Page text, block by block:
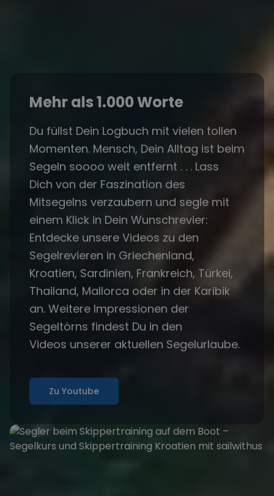
Mehr als 1.000 Worte
Du füllst Dein Logbuch mit vielen tollen
Momenten. Mensch, Dein Alltag ist beim
Segeln soooo weit entfernt . . . Lass
Dich von der Faszination des
Mitsegelns verzaubern und segle mit
einem Klick in Dein Wunschrevier:
Entdecke unsere Videos zu den
Segelrevieren in Griechenland,
Kroatien, Sardinien, Frankreich, Türkei,
Thailand, Mallorca oder in der Karibik
an. Weitere Impressionen der
Segeltörns findest Du in den
Videos unserer aktuellen Segelurlaube.
Zu Youtube